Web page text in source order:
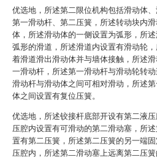
优选地，所述第二限位机构包括滑动体、
第一滑动杆、第二压簧，所述转动块内
体，所述滑动体的一侧设置为弧形，所
弧形的滑道，所述滑道内设置有滑动轮
着滑道滑出滑动体并与墙体接触，所述
一滑动杆，所述第一滑动杆与滑动轮转
滑动杆与滑动体之间可相对滑动，所述
体之间设置有复位压簧。
优选地，所述铰接杆底部开设有第二液
压腔内设置有可滑动的第二滑动塞，所
置有第二压簧，所述第二压簧的另一端
压腔内，所述第二滑动塞上远离第二压